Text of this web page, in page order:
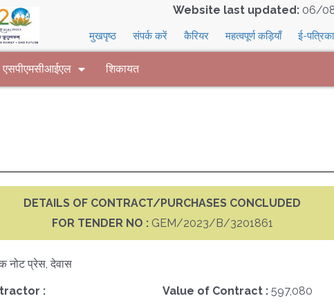
Website last updated: 06/
मुखपृष्ठ संपर्क करें कैरियर महत्वपूर्ण कड़ियाँ ई-पत्रिका
एसपीएमसीआईएल शिकायत
DETAILS OF CONTRACT/PURCHASES CONCLUDED
FOR TENDER NO : GEM/2023/B/3201861
नोट प्रेस, देवास
:
Value of Contract : 597,080